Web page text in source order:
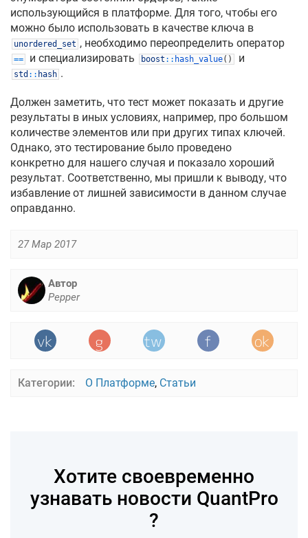
использующийся в платформе. Для того, чтобы его
можно было использовать в качестве ключа в
unordered_set , необходимо переопределить оператор
== и специализировать boost :: hash_value( ) и
std :: hash .
Должен заметить, что тест может показать и другие
результаты в иных условиях, например, про большом
количестве элементов или при других типах ключей.
Однако, это тестирование было проведено
конкретно для нашего случая и показало хороший
результат. Соответственно, мы пришли к выводу, что
избавление от лишней зависимости в данном случае
оправданно.
27 Мар 2017
Автор
Pepper
Категории: О Платформе, Статьи
Хотите своевременно
узнавать новости QuantPro
?